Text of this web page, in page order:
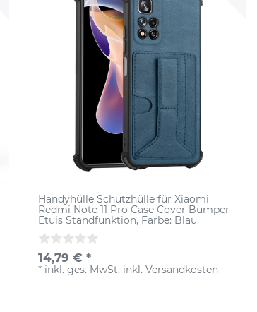
Handyhülle Schutzhülle für Xiaomi
Redmi Note 11 Pro Case Cover Bumper
Etuis Standfunktion, Farbe: Blau
14,79 € *
* inkl. ges. MwSt. inkl.Versandkosten